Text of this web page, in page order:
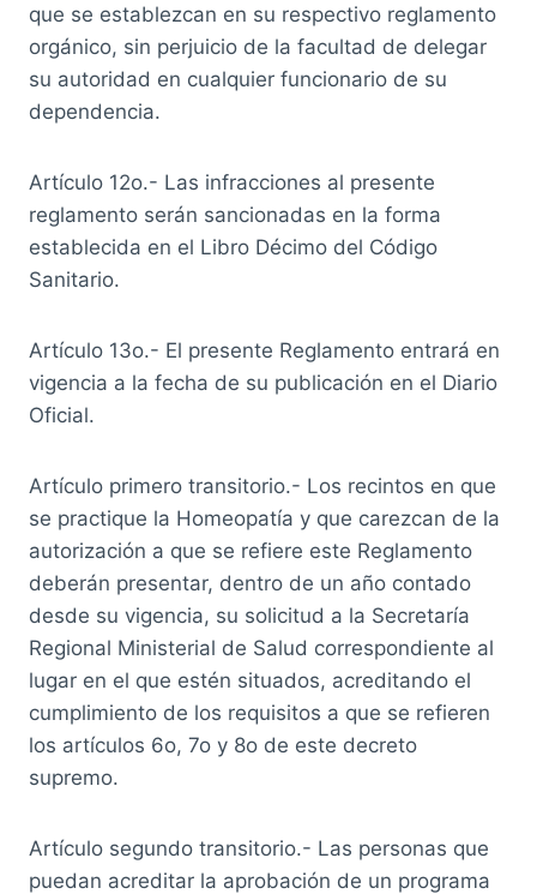
que se establezcan en su respectivo reglamento
orgánico, sin perjuicio de la facultad de delegar
su autoridad en cualquier funcionario de su
dependencia.
Artículo 12o.- Las infracciones al presente
reglamento serán sancionadas en la forma
establecida en el Libro Décimo del Código
Sanitario.
Artículo 13o.- El presente Reglamento entrará en
vigencia a la fecha de su publicación en el Diario
Oficial.
Artículo primero transitorio.- Los recintos en que
se practique la Homeopatía y que carezcan de la
autorización a que se refiere este Reglamento
deberán presentar, dentro de un año contado
desde su vigencia, su solicitud a la Secretaría
Regional Ministerial de Salud correspondiente al
lugar en el que estén situados, acreditando el
cumplimiento de los requisitos a que se refieren
los artículos 6o, 7o y 8o de este decreto
supremo.
Artículo segundo transitorio.- Las personas que
puedan acreditar la aprobación de un programa